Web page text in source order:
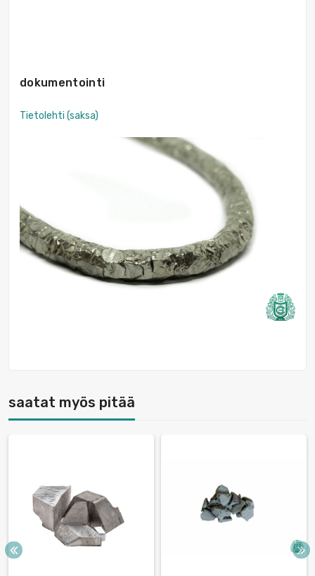
dokumentointi
Tietolehti (saksa)
saatat myös pitää